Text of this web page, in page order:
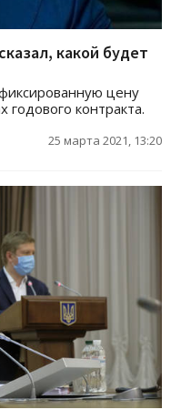
какой будет
цену
годового контракта.
25 марта 2021, 13:20